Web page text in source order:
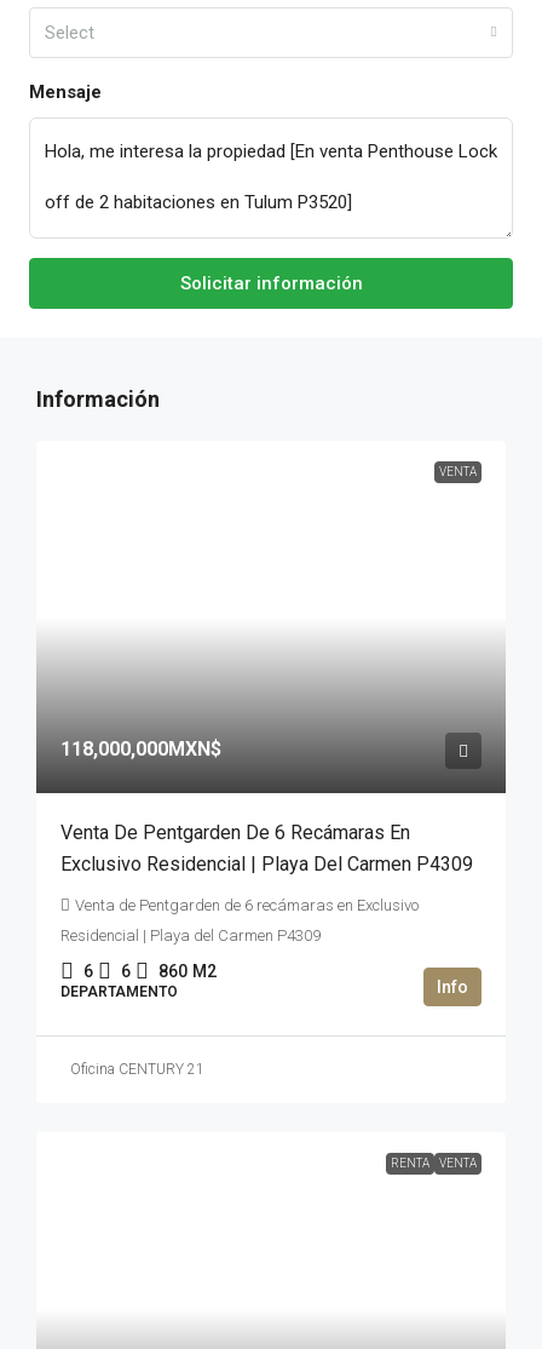
Select
Mensaje
Solicitar información
VENTA
118,000,000MXN$
Venta De Pentgarden De 6 Recámaras En
Exclusivo Residencial | Playa Del Carmen P4309
Venta de Pentgarden de 6 recámaras en Exclusivo
Residencial | Playa del Carmen P4309
6 6 860 M2
DEPARTAMENTO
Oficina CENTURY 21
RENTA VENTA